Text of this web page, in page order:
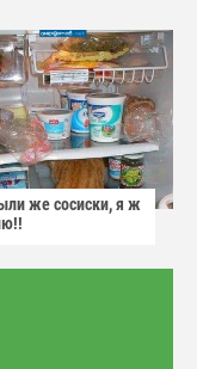
же сосиски, я ж